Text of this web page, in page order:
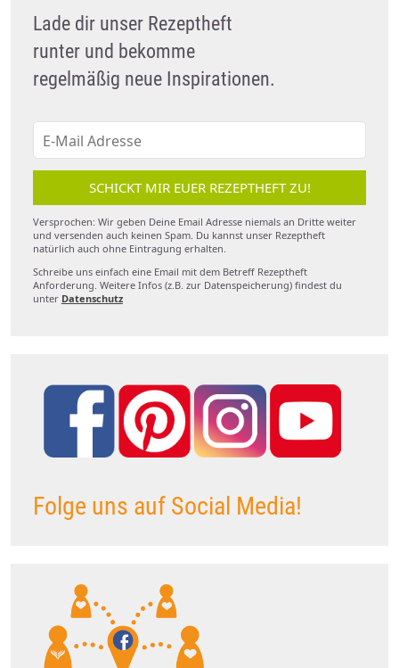
Lade dir unser Rezeptheft
runter und bekomme
regelmäßig neue Inspirationen.
SCHICKT MIR EUER REZEPTHEFT ZU!
Versprochen: Wir geben Deine Email Adresse niemals an Dritte weiter
und versenden auch keinen Spam. Du kannst unser Rezeptheft
natürlich auch ohne Eintragung erhalten.
Schreibe uns einfach eine Email mit dem Betreff Rezeptheft
Anforderung. Weitere Infos (z.B. zur Datenspeicherung) findest du
unter Datenschutz
Folge uns auf Social Media!